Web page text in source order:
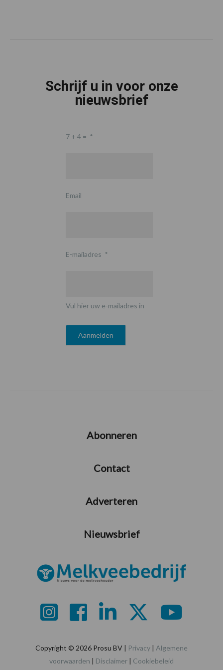
Schrijf u in voor onze
nieuwsbrief
7 + 4 = *
Email
E-mailadres *
Vul hier uw e-mailadres in
Abonneren
Contact
Adverteren
Nieuwsbrief
Copyright © 2026 Prosu BV | Privacy | Algemene
voorwaarden | Disclaimer | Cookiebeleid